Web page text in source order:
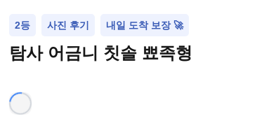
2등 사진 후기 내일 도착 보장 🚀
탐사 어금니 칫솔 뾰족형